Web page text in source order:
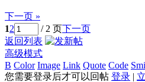
下一页 »
12 / 2 页下一页
返回列表
高级模式
B Color Image Link Quote Code
您需要登录后才可以回帖 登录 |